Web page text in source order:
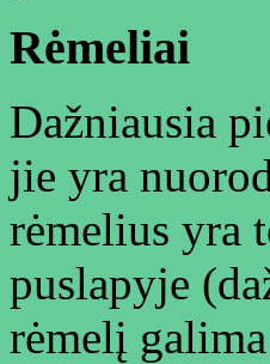
Rėmeliai
Dažniausia
jie yra
rėmelius yra
puslapyje
rėmelį